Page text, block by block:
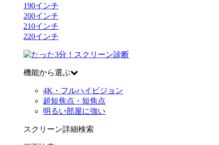
190インチ
200インチ
210インチ
220インチ
機能から選ぶ
4K・フルハイビジョン
超短焦点・短焦点
明るい部屋に強い
スクリーン詳細検索